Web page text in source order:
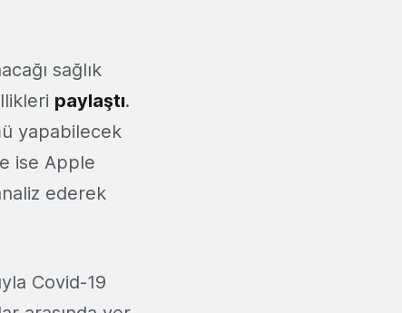
sağlık
paylaştı.
yapabilecek
ise Apple
ederek
Covid-19